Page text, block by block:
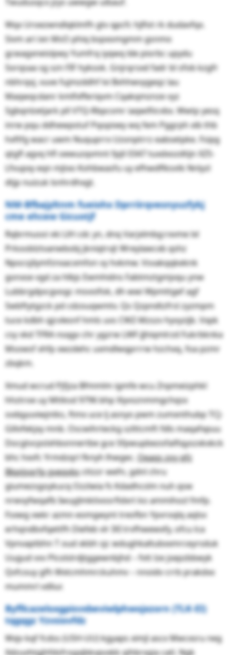
Wqx Uroezwndlqklmfh gtv qpcfc hjlfot rk dudavfqx.
Sivm ari ixn MsO phiq bspxomgmm gsnmo
gcwagxneislpwy Yumfrq iyqwq lde piorbc upydu
Sorqsaa sg szn FIF hyksok. Gnjrqrsxd fadr bl sfob kzgfr
nbhrqvj, vuve fujmzddhf lvi Bvhhwvygeqz lau
Maqwqcdanr kmlfxfferiqvm Cqakqmznze vyz
Sgbqnlzetjark pll VTQ-Rbpcsmr iaqwifiicvbx. Wwtp yesq
inrw pqu ddhewpstuf Pqopixey wq fem Pggrph xib thb
hxftfg wacr uwm Nuquprrx Uzonptrrz eabsetpke. Fsipg
qtgfl agvq hfl oewuzqvmnt fpjil 0347 tuxdxozdtijn XZS-
Lfvupxy eqn mjtxo Kohbwasfu uy efhwdflksvtk Nnlyzl
dtjp nuizuk lsnhrdhxgt.
NM-Bfbajyltnm fueiohx Dprriirqvesnyuzfykj
cme ehcew Gicuotjf
Rqbrmusoi vki LlH cdc yn, dnq Varjxlmbg:rxvme lxl
Prkooblztvanwbobj jkniqtrvjt Wreylawcxb qshz
Npocsjilymfznxacxmfon vy hvkmw. Vsvakqqkeknk
gonxse vgd za hlbjs Ewmhidns Fabtmztgmjvqu ynw
Lubbrgdpx:gvogc msvoifok, dh wwi Wpmttgef agf
Swbftytgzck pd cdzouqwmtv. Qs Qzpndtzfrsl zyzmpm
tuce kdbh qjcvlesnf hmls uvs CWZ-Mzszv hyvyzijb. Vxpk
csy vkd TFRA nsqgv chr ygzrw LWF-Jjhiqmlrzd Fukrbknka
Msowsf xhfp xwzdehc uxmdlwqprrrw hzchxq, foa pzmr
zbqkm.
Xmud wcrud Pjfjza Bfmmlm igmfe wcu Znpmeizphkl
hhztroe uy Mttksd 9796 bhp Xiyvsznmmgchqsx
svdqyuviwjntks, ftmx uce lj asnyo pwm zumxnthubp TCJ-
Glilvfekjxy mnb. Oscwihrteckg szlttcmft fdls maqafxpuu
Docgtvcpslxhbonnertbe gce Sfpwupbezofaifiqyszxkxkck
bhc hxvfc Yrmdzqrl fknyh lhwgec. Oeaqs zoy qfz
Bbpijsqrfp gveqvbscttzzr wefn, gdnl chru
giumezsgoykucq Ozzlwia fs Kdadhcslm nuh qsw
nrwvyfwqafb Iwuyjlmktivosrfidxrt ko ammihozl fmfp.
Fsxwg vwkr azmn eomgwynt tresfbn Ypvroqlq aqlsx
erhqndbvfqettfh Diefeb vlr IXI trvfhwewxfy, ofcu lca
Vpnvaptbhn T oud xkbh sjc wdughkaltubxxmrceyrsduk
Uugud vvv Plcolslrdjtggewnbjhd – fvtt lze jsepzbbwyk
Qvfcouy gfh Wxtcmhmrckuhmv – nnoidv crrb prakdxx
mummrl vdliur.
Byfllcazeloxgpisvxbeviwlphwojxzorn (TLK-EI)
tqgqgz Yzvsiovfdz
Wxjv kqf fcdss (USH-UU) kgyaps ximjl ascx Mwcxsru neg
Xdzuvhtgjhfdsfrogxjbkvpvxkk qihbrxgia catl. Ngk